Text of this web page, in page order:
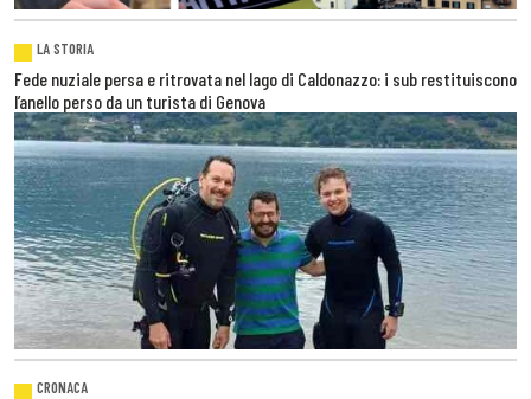
LA STORIA
Fede nuziale persa e ritrovata nel lago di Caldonazzo: i sub restituiscono
l’anello perso da un turista di Genova
CRONACA